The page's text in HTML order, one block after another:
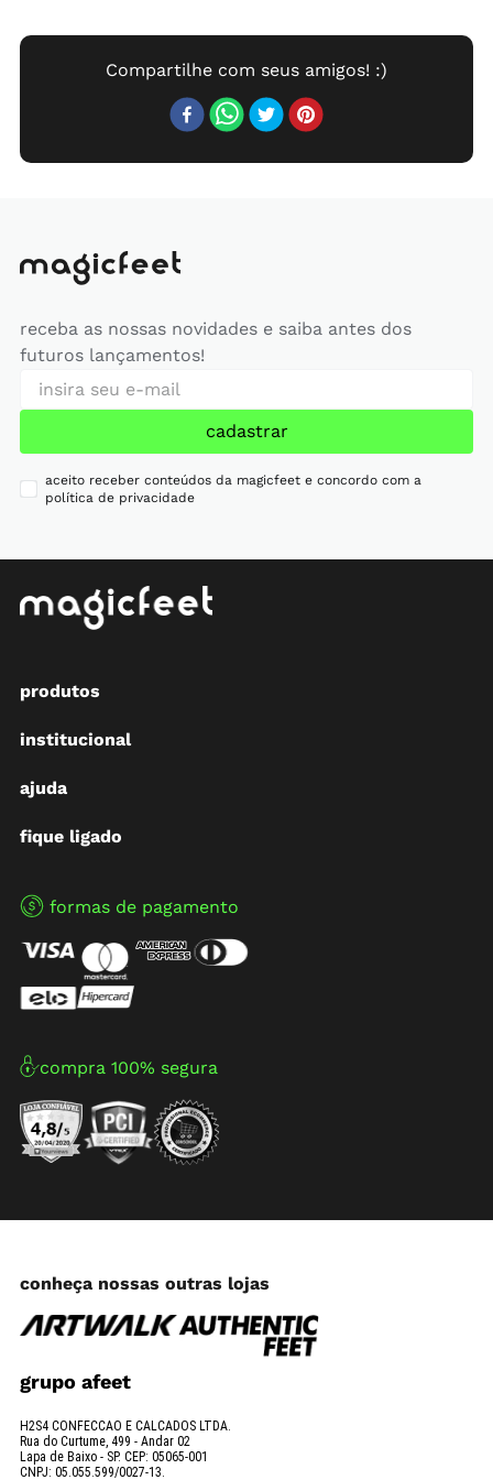
receba as nossas novidades e saiba antes dos
futuros lançamentos!
cadastrar
aceito receber conteúdos da magicfeet e concordo com a
política de privacidade
produtos
institucional
ajuda
fique ligado
formas de pagamento
compra 100% segura
conheça nossas outras lojas
grupo afeet
H2S4 CONFECCAO E CALCADOS LTDA.
Rua do Curtume, 499 - Andar 02
Lapa de Baixo - SP. CEP: 05065-001
CNPJ: 05.055.599/0027-13.